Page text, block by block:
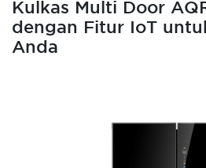
Kulkas Multi Door
dengan Fitur IoT
Anda